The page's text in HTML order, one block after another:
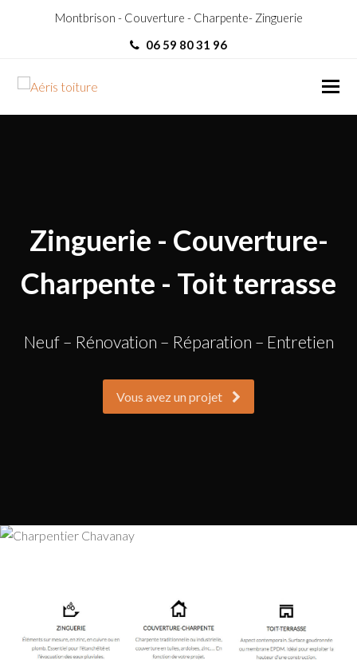
Montbrison - Couverture - Charpente- Zinguerie
06 59 80 31 96
Zinguerie - Couverture-
Charpente - Toit terrasse
Neuf – Rénovation – Réparation – Entretien
Vous avez un projet